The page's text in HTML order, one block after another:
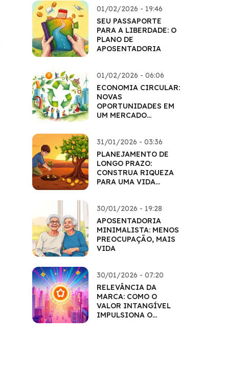
01/02/2026 - 19:46
SEU PASSAPORTE
PARA A LIBERDADE: O
PLANO DE
APOSENTADORIA
01/02/2026 - 06:06
ECONOMIA CIRCULAR:
NOVAS
OPORTUNIDADES EM
UM MERCADO
31/01/2026 - 03:36
PLANEJAMENTO DE
LONGO PRAZO:
CONSTRUA RIQUEZA
PARA UMA VIDA
30/01/2026 - 19:28
APOSENTADORIA
MINIMALISTA: MENOS
PREOCUPAÇÃO, MAIS
VIDA
30/01/2026 - 07:20
RELEVÂNCIA DA
MARCA: COMO O
VALOR INTANGÍVEL
IMPULSIONA O